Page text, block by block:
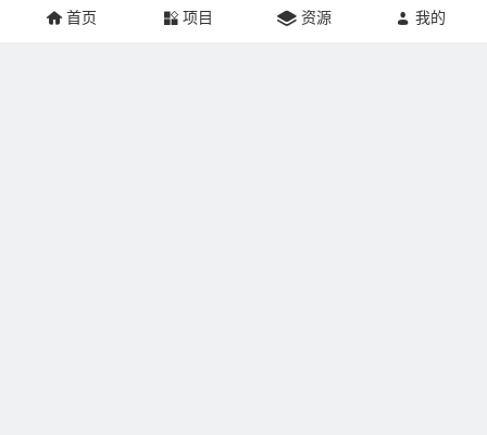
首页 项目 资源 我的